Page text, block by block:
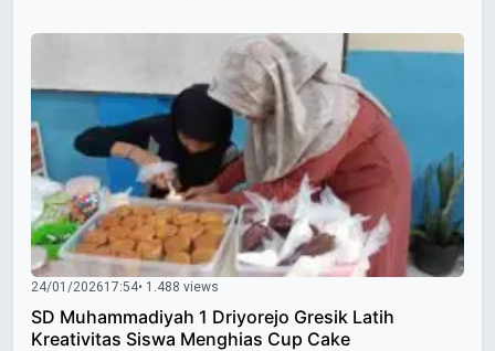
24/01/202617:54• 1.488 views
SD Muhammadiyah 1 Driyorejo Gresik Latih
Kreativitas Siswa Menghias Cup Cake